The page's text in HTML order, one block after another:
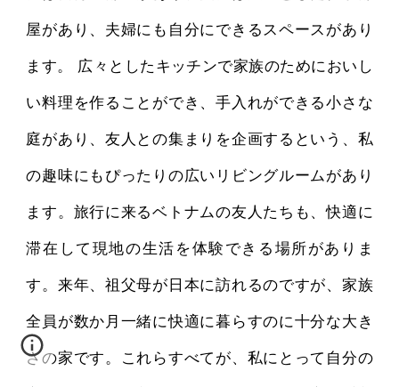
屋があり、夫婦にも自分にできるスペースがあり
ます。 広々としたキッチンで家族のためにおいし
い料理を作ることができ、手入れができる小さな
庭があり、友人との集まりを企画するという、私
の趣味にもぴったりの広いリビングルームがあり
ます。旅行に来るベトナムの友人たちも、快適に
滞在して現地の生活を体験できる場所がありま
す。来年、祖父母が日本に訪れるのですが、家族
全員が数か月一緒に快適に暮らすのに十分な大き
さの家です。これらすべてが、私にとって自分の